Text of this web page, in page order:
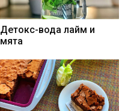
Детокс-вода лайм и
мята